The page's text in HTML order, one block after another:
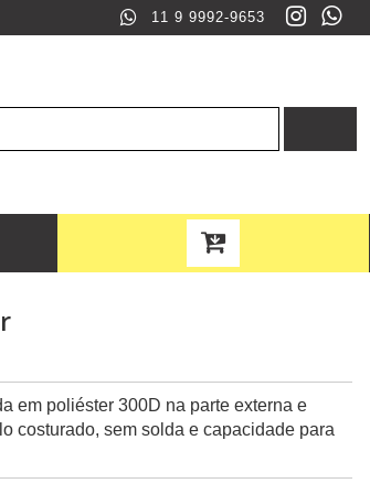
11 9 9992-9653
em poliéster 300D na parte externa e
costurado, sem solda e capacidade para